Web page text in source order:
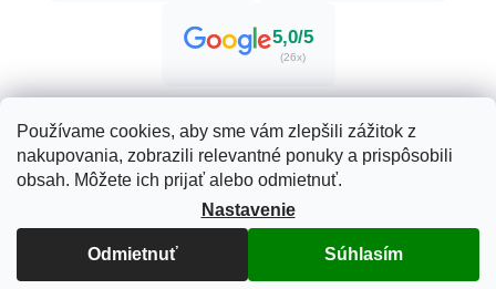
Používame cookies, aby sme vám zlepšili zážitok z
nakupovania, zobrazili relevantné ponuky a prispôsobili
obsah. Môžete ich prijať alebo odmietnuť.
Nastavenie
Odmietnuť Súhlasím
5,0/5
(26x)
Vytvoril Shoptet
Copyright 2026Herbatica.sk. Všetky práva vyhradené.
Upraviť nastavenie cookies